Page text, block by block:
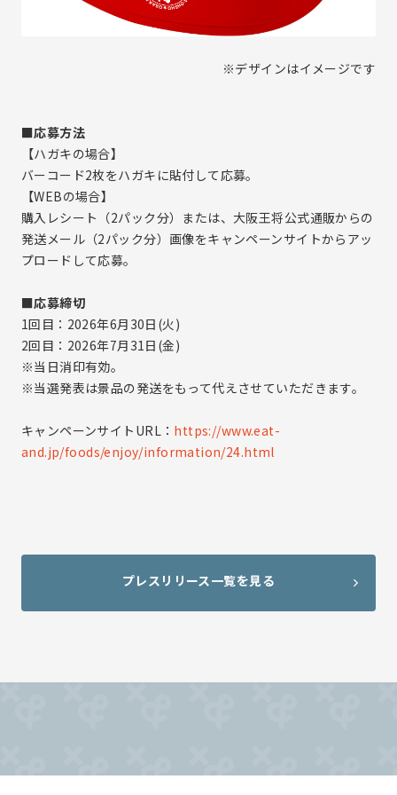
※デザインはイメージです
■応募方法
【ハガキの場合】
バーコード2枚をハガキに貼付して応募。
【WEBの場合】
購入レシート（2パック分）または、大阪王将公式通販からの
発送メール（2パック分）画像をキャンペーンサイトからアッ
プロードして応募。
■応募締切
1回目：2026年6月30日(火)
2回目：2026年7月31日(金)
※当日消印有効。
※当選発表は景品の発送をもって代えさせていただきます。
キャンペーンサイトURL： https://www.eat-
and.jp/foods/enjoy/information/24.html
プレスリリース一覧を見る